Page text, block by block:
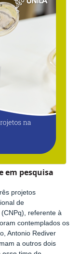
em pesquisa
projetos
de
referente à
contemplados os
Antonio Rediver
a outros dois